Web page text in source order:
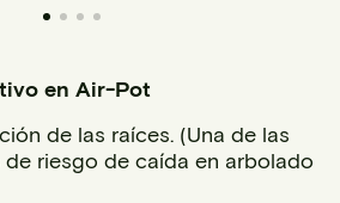
en Air-Pot
de las raíces. (Una de las
riesgo de caída en arbolado